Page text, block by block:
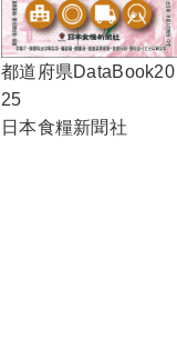
都道府県DataBook20
25
日本食糧新聞社